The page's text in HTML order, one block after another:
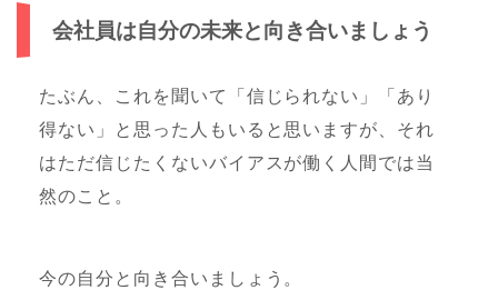
会社員は自分の未来と向き合いましょう
たぶん、これを聞いて「信じられない」「あり
得ない」と思った人もいると思いますが、それ
はただ信じたくないバイアスが働く人間では当
然のこと。
今の自分と向き合いましょう。